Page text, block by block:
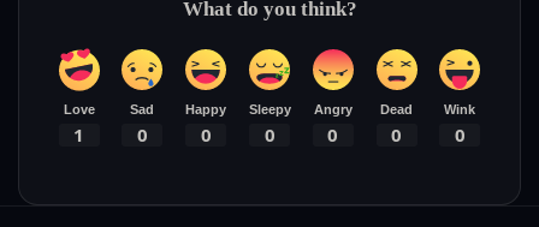
What do you think?
Love
1
Sad
0
Happy
0
Sleepy
0
Angry
0
Dead
0
Wink
0